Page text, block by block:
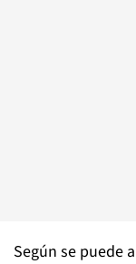
Según se puede